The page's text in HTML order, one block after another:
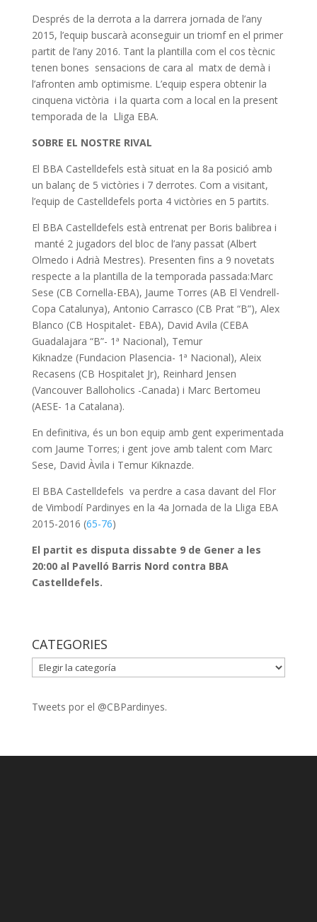
Després de la derrota a la darrera jornada de l’any
2015, l’equip buscarà aconseguir un triomf en el primer
partit de l’any 2016. Tant la plantilla com el cos tècnic
tenen bones sensacions de cara al matx de demà i
l’afronten amb optimisme. L’equip espera obtenir la
cinquena victòria i la quarta com a local en la present
temporada de la Lliga EBA.
SOBRE EL NOSTRE RIVAL
El BBA Castelldefels està situat en la 8a posició amb
un balanç de 5 victòries i 7 derrotes. Com a visitant,
l’equip de Castelldefels porta 4 victòries en 5 partits.
El BBA Castelldefels està entrenat per Boris balibrea i
manté 2 jugadors del bloc de l’any passat (Albert
Olmedo i Adrià Mestres). Presenten fins a 9 novetats
respecte a la plantilla de la temporada passada:Marc
Sese (CB Cornella-EBA), Jaume Torres (AB El Vendrell-
Copa Catalunya), Antonio Carrasco (CB Prat “B”), Alex
Blanco (CB Hospitalet- EBA), David Avila (CEBA
Guadalajara “B”- 1ª Nacional), Temur
Kiknadze (Fundacion Plasencia- 1ª Nacional), Aleix
Recasens (CB Hospitalet Jr), Reinhard Jensen
(Vancouver Balloholics -Canada) i Marc Bertomeu
(AESE- 1a Catalana).
En definitiva, és un bon equip amb gent experimentada
com Jaume Torres; i gent jove amb talent com Marc
Sese, David Àvila i Temur Kiknazde.
El BBA Castelldefels va perdre a casa davant del Flor
de Vimbodí Pardinyes en la 4a Jornada de la Lliga EBA
2015-2016 (65-76)
El partit es disputa dissabte 9 de Gener a les
20:00 al Pavelló Barris Nord contra BBA
Castelldefels.
CATEGORIES
CATEGORIES
Tweets por el @CBPardinyes.